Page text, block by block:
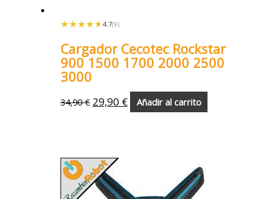
★★★★★
★★★★★ 4.7(9)
Cargador Cecotec Rockstar
900 1500 1700 2000 2500
3000
34,90€ 29,90 € Añadir al carrito